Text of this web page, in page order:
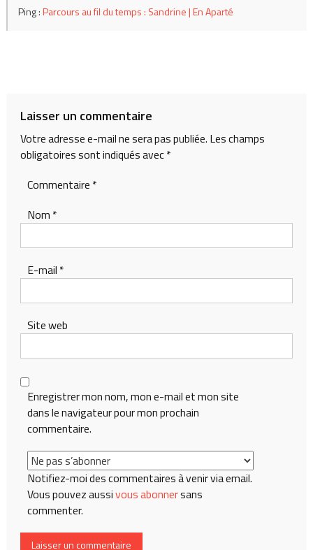
Ping :Parcours au fil du temps : Sandrine | En Aparté
Laisser un commentaire
Votre adresse e-mail ne sera pas publiée. Les champs
obligatoires sont indiqués avec*
Commentaire *
Nom *
E-mail *
Site web
Enregistrer mon nom, mon e-mail et mon site
dans le navigateur pour mon prochain
commentaire.
Notifiez-moi des commentaires à venir via email.
Vous pouvez aussivous abonnersans
commenter.